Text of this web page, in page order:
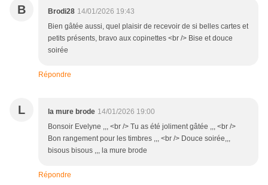
B Brodi28 14/01/2026 19:43
Bien gâtée aussi, quel plaisir de recevoir de si belles cartes et
petits présents, bravo aux copinettes <br /> Bise et douce
soirée
Répondre
L la mure brode 14/01/2026 19:00
Bonsoir Evelyne ,,, <br /> Tu as été joliment gâtée ,,, <br />
Bon rangement pour les timbres ,,, <br /> Douce soirée,,,
bisous bisous ,,, la mure brode
Répondre